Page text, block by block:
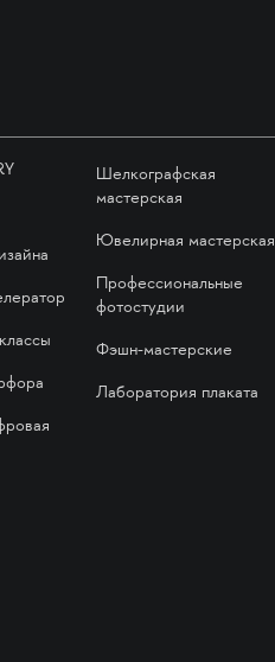
Шелкографская
мастерская
Ювелирная мастерская
Профессиональные
фотостудии
Фэшн-мастерские
Лаборатория плаката